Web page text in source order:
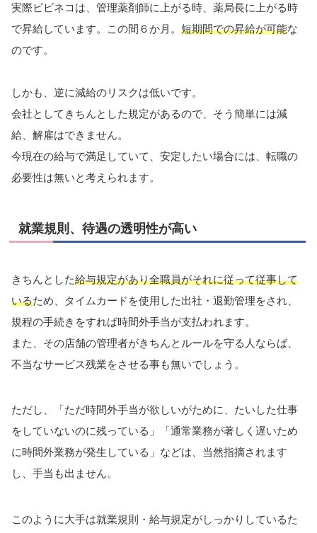
実際ビビネコは、管理薬剤師に上がる時、薬局長に上がる時
で昇給しています。この間６か月。 短期間での昇給が可能な
のです。
しかも、逆に減給のリスクは低いです。
会社としてきちんとした規定があるので、そう簡単には減
給、解雇はできません。
今現在の給与で満足していて、安定したい場合には、転職の
必要性は無いと考えられます。
就業規則、待遇の透明性が高い
きちんとした給与規定があり全職員がそれに従って従事して
いるため、タイムカードを使用した出社・退勤管理をされ、
規程の手続きをすれば時間外手当が支払われます。
また、その店舗の管理者がきちんとルールを守る人ならば、
不当なサービス残業をさせる事も無いでしょう。
ただし、「ただ時間外手当が欲しいがために、たいした仕事
をしていないのに残っている」「通常業務が著しく遅いため
に時間外業務が発生している」などは、当然指摘されます
し、手当も出ません。
このように大手は就業規則・給与規定がしっかりしているた